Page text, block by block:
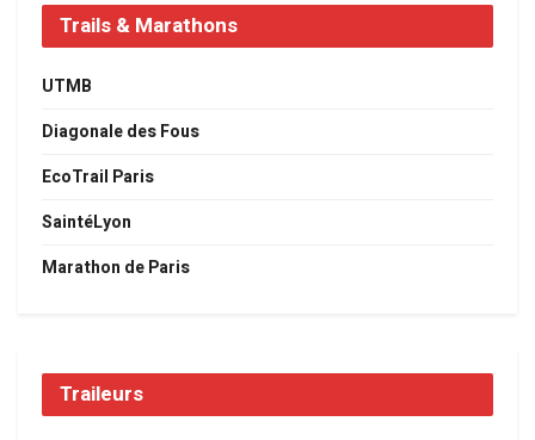
Trails & Marathons
UTMB
Diagonale des Fous
EcoTrail Paris
SaintéLyon
Marathon de Paris
Traileurs